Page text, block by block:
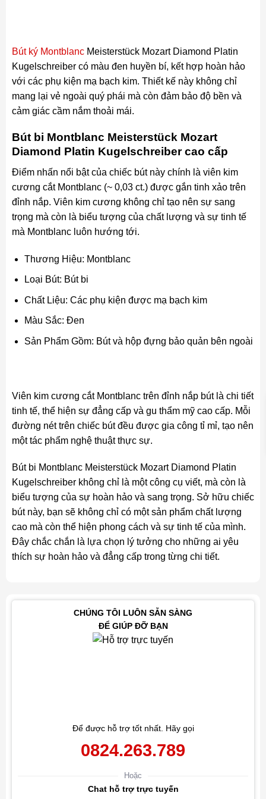
Bút ký MontblancMeisterstück Mozart Diamond Platin
Kugelschreiber có màu đen huyền bí, kết hợp hoàn hảo
với các phụ kiện mạ bạch kim. Thiết kế này không chỉ
mang lại vẻ ngoài quý phái mà còn đảm bảo độ bền và
cảm giác cầm nắm thoải mái.
Bút bi Montblanc Meisterstück Mozart
Diamond Platin Kugelschreiber cao cấp
Điểm nhấn nổi bật của chiếc bút này chính là viên kim
cương cắt Montblanc (~ 0,03 ct.) được gắn tinh xảo trên
đỉnh nắp. Viên kim cương không chỉ tạo nên sự sang
trọng mà còn là biểu tượng của chất lượng và sự tinh tế
mà Montblanc luôn hướng tới.
Thương Hiệu: Montblanc
Loại Bút: Bút bi
Chất Liệu: Các phụ kiện được mạ bạch kim
Màu Sắc: Đen
Sản Phẩm Gồm: Bút và hộp đựng bảo quản bên ngoài
Viên kim cương cắt Montblanc trên đỉnh nắp bút là chi tiết
tinh tế, thể hiện sự đẳng cấp và gu thẩm mỹ cao cấp. Mỗi
đường nét trên chiếc bút đều được gia công tỉ mỉ, tạo nên
một tác phẩm nghệ thuật thực sự.
Bút bi Montblanc Meisterstück Mozart Diamond Platin
Kugelschreiber không chỉ là một công cụ viết, mà còn là
biểu tượng của sự hoàn hảo và sang trọng. Sở hữu chiếc
bút này, bạn sẽ không chỉ có một sản phẩm chất lượng
cao mà còn thể hiện phong cách và sự tinh tế của mình.
Đây chắc chắn là lựa chọn lý tưởng cho những ai yêu
thích sự hoàn hảo và đẳng cấp trong từng chi tiết.
CHÚNG TÔI LUÔN SẴN SÀNG
ĐỂ GIÚP ĐỠ BẠN
Để được hỗ trợ tốt nhất. Hãy gọi
0824.263.789
Hoặc
Chat hỗ trợ trực tuyến